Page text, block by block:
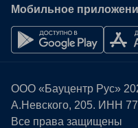
Мобильное
ООО «Бауцентр Рус»
А.Невского, 205. ИНН
Все права защищены